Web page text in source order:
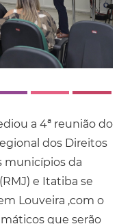
a 4ª reunião do
dos Direitos
municípios da
e Itatiba se
Louveira ,com o
que serão